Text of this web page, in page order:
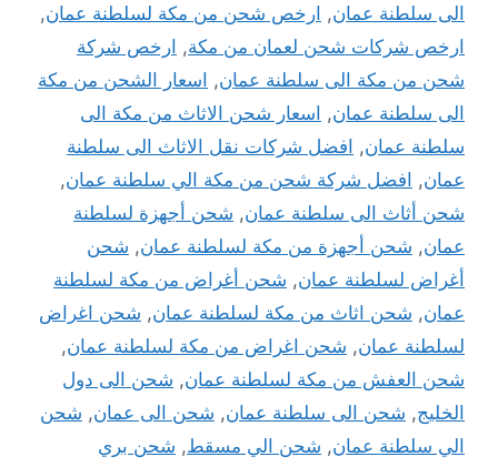
الى سلطنة عمان, ارخص شحن من مكة لسلطنة عمان,
ارخص شركات شحن لعمان من مكة, ارخص شركة
شحن من مكة الى سلطنة عمان, اسعار الشحن من مكة
الى سلطنة عمان, اسعار شحن الاثاث من مكة الى
سلطنة عمان, افضل شركات نقل الاثاث الى سلطنة
عمان, افضل شركة شحن من مكة الي سلطنة عمان,
شحن أثاث الى سلطنة عمان, شحن أجهزة لسلطنة
عمان, شحن أجهزة من مكة لسلطنة عمان, شحن
أغراض لسلطنة عمان, شحن أغراض من مكة لسلطنة
عمان, شحن اثاث من مكة لسلطنة عمان, شحن اغراض
لسلطنة عمان, شحن اغراض من مكة لسلطنة عمان,
شحن العفش من مكة لسلطنة عمان, شحن الى دول
الخليج, شحن الى سلطنة عمان, شحن الى عمان, شحن
الي سلطنة عمان, شحن الي مسقط, شحن بري